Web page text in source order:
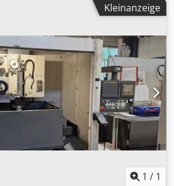
Kleinanzeige
1 / 1